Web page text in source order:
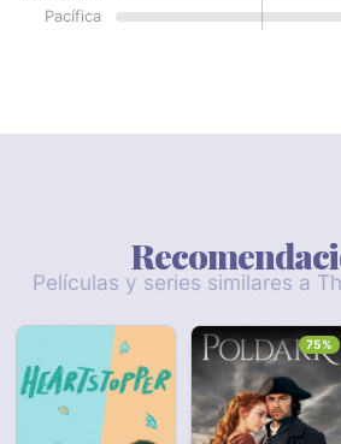
Pacífica
Películas y series similares a
75%